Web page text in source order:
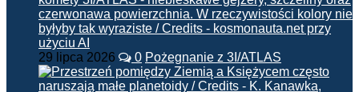
29 lipca 2026 0 Pożegnanie z 3I/ATLAS